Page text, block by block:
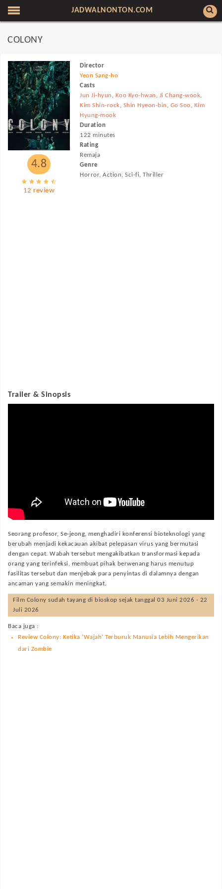
JADWALNONTON.COM
COLONY
4.8
12 review
Director
Yeon Sang-ho
Casts
Jun Ji-hyun , Koo Kyo-hwan , Ji Chang-wook,
Kim Shin-rock, Shin Hyeon-bin , Go Soo, Kim
Hyung-mook
Duration
122 minutes
Rating
Remaja
Genre
Horror, Action, Sci-fi, Thriller
Trailer & Sinopsis
Seorang profesor, Se-jeong, menghadiri konferensi bioteknologi yang
berubah menjadi kekacauan akibat pelepasan virus yang bermutasi
dengan cepat. Wabah tersebut mengakibatkan transformasi kepada
orang yang terinfeksi, membuat pihak berwenang harus menutup
fasilitas tersebut dan menjebak para penyintas di dalamnya dengan
ancaman yang semakin meningkat.
Film Colony sudah tayang di bioskop sejak tanggal 03 Juni 2026 - 22
Juli 2026
Baca juga :
Review Colony: Ketika 'Wajah' Terburuk Manusia Lebih Mengerikan
dari Zombie